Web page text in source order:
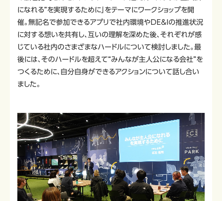
になれる”を実現するために」をテーマにワークショップを開
催。無記名で参加できるアプリで社内環境やDE&Iの推進状況
に対する想いを共有し、互いの理解を深めた後、それぞれが感
じている社内のさまざまなハードルについて検討しました。最
後には、そのハードルを超えて“みんなが主人公になる会社”を
つくるために、自分自身ができるアクションについて話し合い
ました。